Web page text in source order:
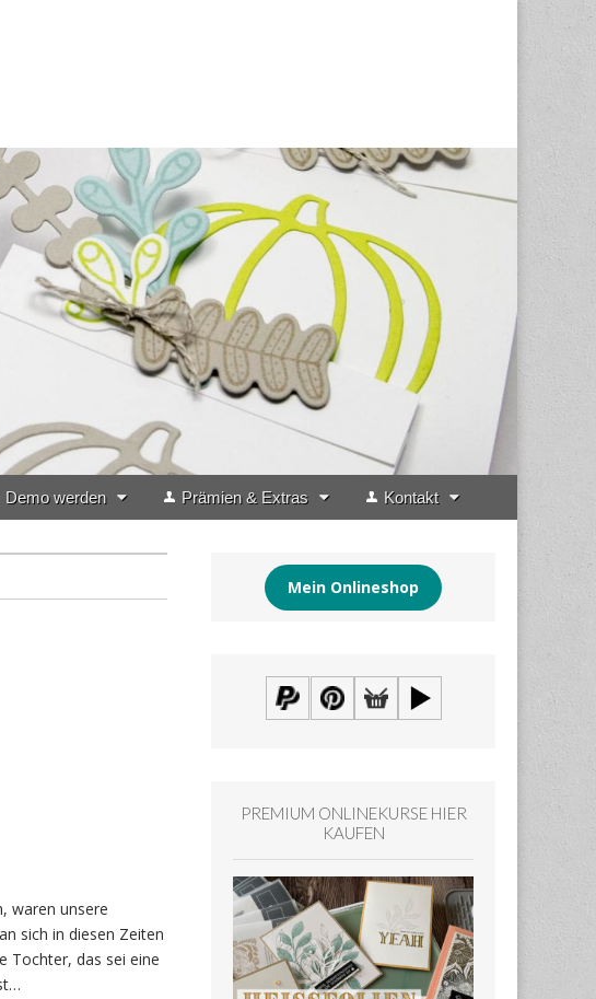
Demo werden Prämien & Extras Kontakt
waren unsere
sich in diesen Zeiten
Tochter, das sei eine
Mein Onlineshop
PREMIUM ONLINEKURSE HIER
KAUFEN